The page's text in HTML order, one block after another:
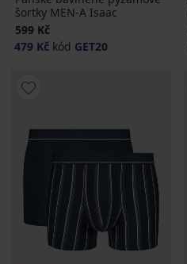
šortky MEN-A Isaac
599 Kč
479 Kč kód GET20